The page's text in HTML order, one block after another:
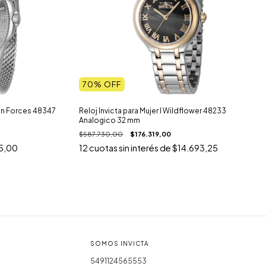
Forces 48347
70% OFF
Reloj Invicta para Mujer I Wildflower 48233
Analogico 32 mm
$587.730,00 $176.319,00
12cuotas sin interés de$14.693,25
SOMOS INVICTA
5491124565553